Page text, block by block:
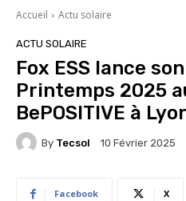
Accueil Actu solaire
ACTU SOLAIRE
Fox ESS lance
Printemps 2025
BePOSITIVE à
By Tecsol 10 Février 2025
Facebook X